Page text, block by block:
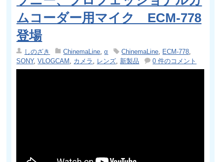
ムコーダー用マイク ECM-778
登場
しのざき ChinemaLine ,α ChinemaLine ECM-778
SONY,VLOGCAM カメラ レンズ 新製品 0 件のコメント